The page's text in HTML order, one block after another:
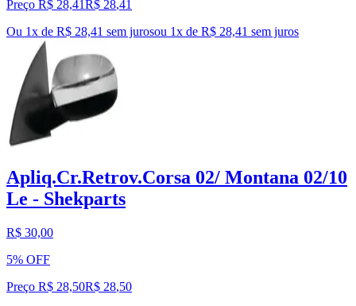
Preço R$ 28,41R$ 28,41
Ou 1x de R$ 28,41 sem jurosou 1x de R$ 28,41 sem juros
Apliq.Cr.Retrov.Corsa 02/ Montana 02/10
Le - Shekparts
R$ 30,00
5% OFF
Preço R$ 28,50R$ 28,50